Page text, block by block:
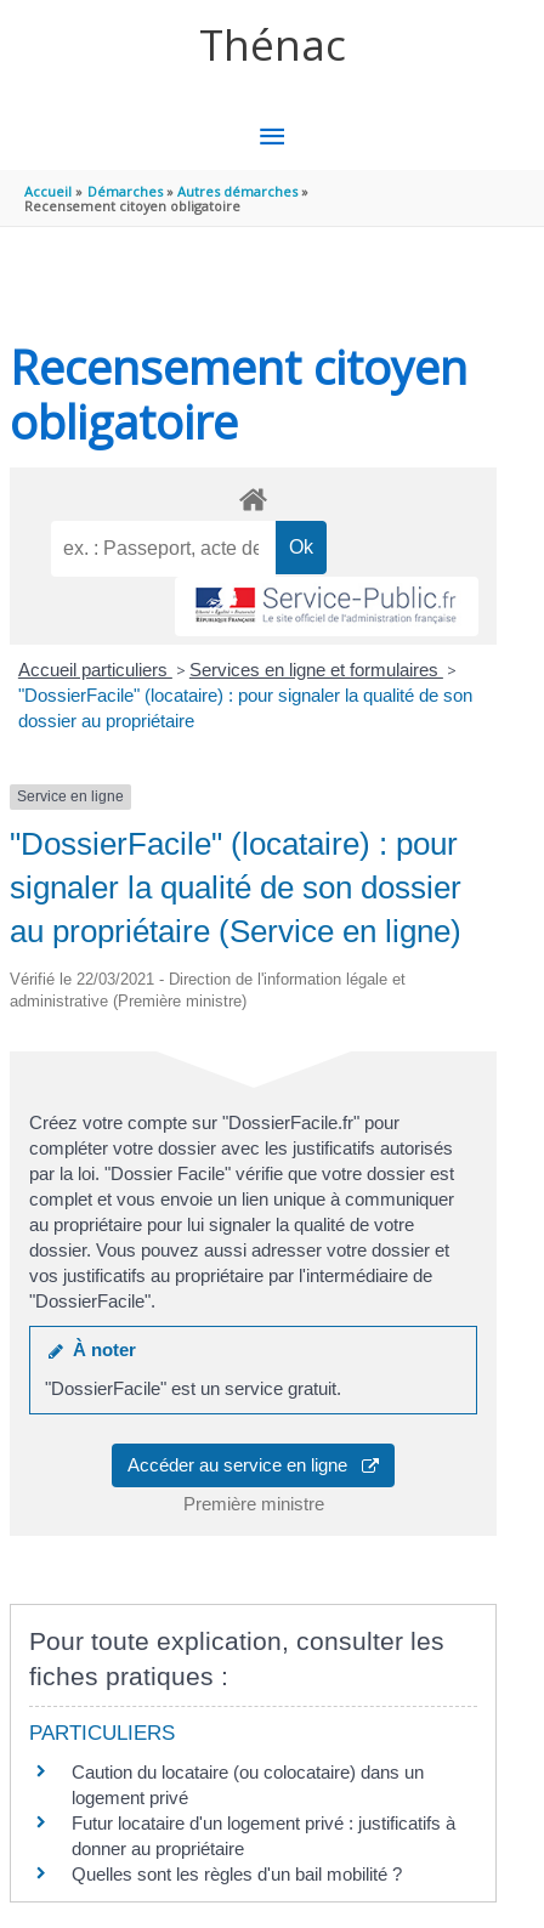
Thénac
MENU
PRINCIPAL
Accueil Démarches
Autres démarches
Recensement citoyen obligatoire
Recensement citoyen
obligatoire
Accueil particuliers > Services en ligne et formulaires >
"DossierFacile" (locataire) : pour signaler la qualité de son
dossier au propriétaire
Service en ligne
"DossierFacile" (locataire) : pour
signaler la qualité de son dossier
au propriétaire (Service en ligne)
Vérifié le 22/03/2021 - Direction de l'information légale et
administrative (Première ministre)
Créez votre compte sur "DossierFacile.fr" pour
compléter votre dossier avec les justificatifs autorisés
par la loi. "Dossier Facile" vérifie que votre dossier est
complet et vous envoie un lien unique à communiquer
au propriétaire pour lui signaler la qualité de votre
dossier. Vous pouvez aussi adresser votre dossier et
vos justificatifs au propriétaire par l'intermédiaire de
"DossierFacile".
À noter
"DossierFacile" est un service gratuit.
Accéder au service en ligne
Première ministre
Pour toute explication, consulter les
fiches pratiques :
PARTICULIERS
Caution du locataire (ou colocataire) dans un
logement privé
Futur locataire d'un logement privé : justificatifs à
donner au propriétaire
Quelles sont les règles d'un bail mobilité ?